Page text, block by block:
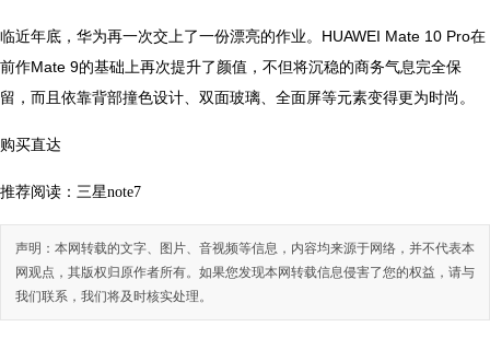
临近年底，华为再一次交上了一份漂亮的作业。HUAWEI Mate 10 Pro在
前作Mate 9的基础上再次提升了颜值，不但将沉稳的商务气息完全保
留，而且依靠背部撞色设计、双面玻璃、全面屏等元素变得更为时尚。
购买直达
推荐阅读： 三星note7
声明：本网转载的文字、图片、音视频等信息，内容均来源于网络，并不代表本
网观点，其版权归原作者所有。如果您发现本网转载信息侵害了您的权益，请与
我们联系，我们将及时核实处理。